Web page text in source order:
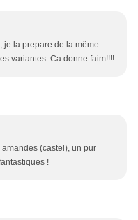
je la prepare de la même
variantes. Ca donne faim!!!!
(castel), un pur
!